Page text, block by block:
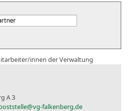
innen der Verwaltung
A 3